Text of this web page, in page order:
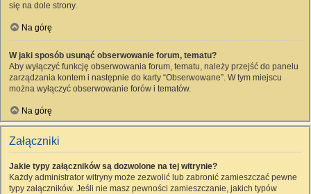
się na dole strony.
Na górę
W jaki sposób usunąć obserwowanie forum, tematu?
Aby wyłączyć funkcję obserwowania forum, tematu, należy przejść do panelu
zarządzania kontem i następnie do karty “Obserwowane”. W tym miejscu
można wyłączyć obserwowanie forów i tematów.
Na górę
Załączniki
Jakie typy załączników są dozwolone na tej witrynie?
Każdy administrator witryny może zezwolić lub zabronić zamieszczać pewne
typy załączników. Jeśli nie masz pewności zamieszczanie, jakich typów